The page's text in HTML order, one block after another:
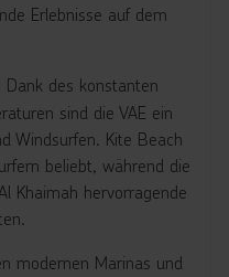
Erlebnisse auf dem
Dank des konstanten
sind die VAE ein
Windsurfen. Kite Beach
beliebt, während die
Khaimah hervorragende
modernen Marinas und